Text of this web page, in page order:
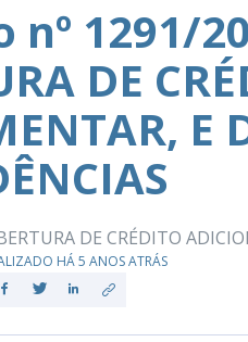
Mamanguape
–
1291/
DE
E
DE CRÉDITO
HÁ 5 ANOS ATRÁS